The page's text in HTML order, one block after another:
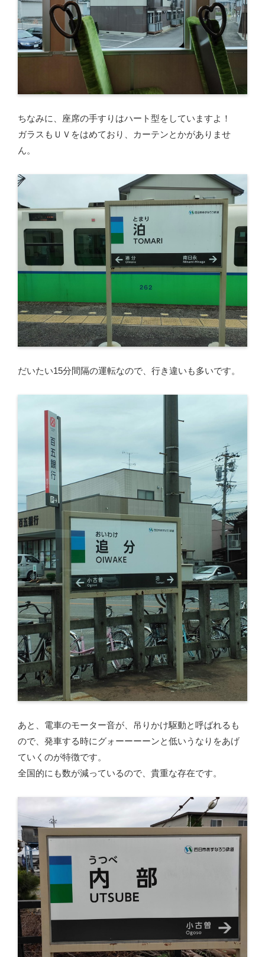
ちなみに、座席の手すりはハート型をしていますよ！
ガラスもＵＶをはめており、カーテンとかがありませ
ん。
だいたい15分間隔の運転なので、行き違いも多いです。
あと、電車のモーター音が、吊りかけ駆動と呼ばれるも
ので、発車する時にグォーーーーンと低いうなりをあげ
ていくのが特徴です。
全国的にも数が減っているので、貴重な存在です。